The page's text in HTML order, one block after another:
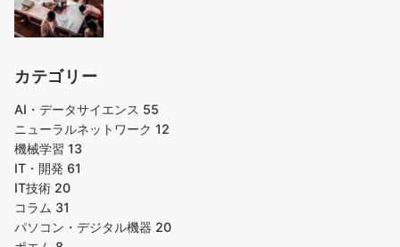
カテゴリー
AI・データサイエンス 55
ニューラルネットワーク 12
機械学習 13
IT・開発 61
IT技術 20
コラム 31
パソコン・デジタル機器 20